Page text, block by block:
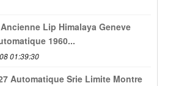
Lip Himalaya Geneve
1960...
01:39:30
Automatique Srie Limite Montre